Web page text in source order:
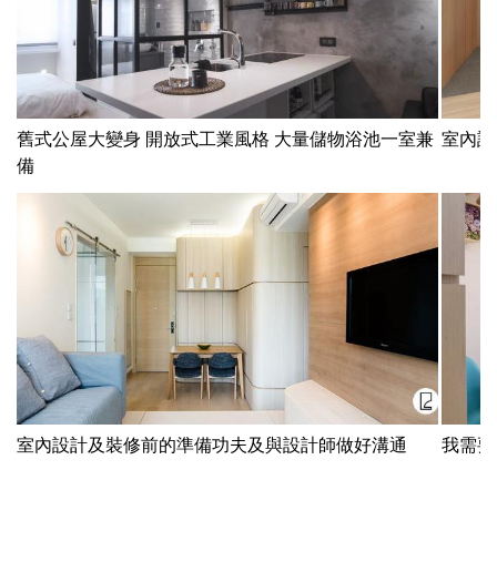
舊式公屋大變身 開放式工業風格 大量儲物浴池一室兼
備
室內
室內設計及裝修前的準備功夫及與設計師做好溝通 我需